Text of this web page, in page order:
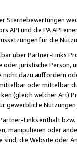
Sternebewertungen
API und die PA API
für die
über Partner-Links
juristische
dazu auffordern
oder mittelbar
(gleich welcher Art)
gewerbliche
Links enthält
manipulieren oder
sind, die Website oder